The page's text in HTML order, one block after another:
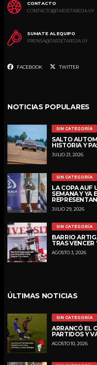
CONTACTO
CONTACTO@TARJETAROJA.UY
SUMATE AL EQUIPO
PRENSA@TARJETAROJA.UY
FACEBOOK TWITTER
NOTICIAS POPULARES
SIN CATEGORÍA
SALTO
HISTORIA Y
JULIO 21, 2026
SIN CATEGORÍA
LA COPA AUF
SEMANA Y YA
JULIO 29, 2026
SIN CATEGORÍA
BARRIO
TRAS VENCER
AGOSTO 3, 2026
ÚLTIMAS NOTICIAS
SIN CATEGORÍA
ARRANCÓ EL
PARTIDOS Y
AGOSTO 10, 2026